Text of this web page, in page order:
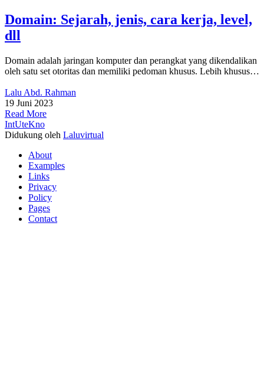
Domain: Sejarah, jenis, cara kerja, level,
dll
Domain adalah jaringan komputer dan perangkat yang dikendalikan
oleh satu set otoritas dan memiliki pedoman khusus. Lebih khusus…
Lalu Abd. Rahman
19 Juni 2023
Read More
IntUteKno
Didukung oleh Laluvirtual
About
Examples
Links
Privacy
Policy
Pages
Contact